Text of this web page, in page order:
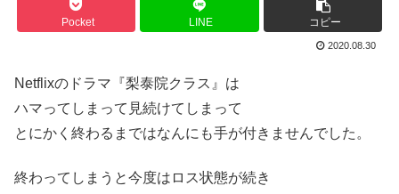
Pocket LINE コピー
2020.08.30
Netflixのドラマ『梨泰院クラス』は
ハマってしまって見続けてしまって
とにかく終わるまではなんにも手が付きませんでした。
終わってしまうと今度はロス状態が続き